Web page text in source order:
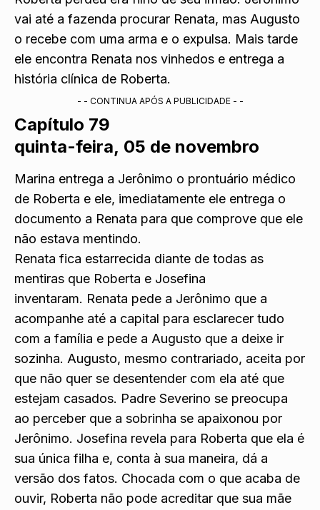
vai até a fazenda procurar Renata, mas Augusto
o recebe com uma arma e o expulsa. Mais tarde
ele encontra Renata nos vinhedos e entrega a
história clínica de Roberta.
- - CONTINUA APÓS A PUBLICIDADE - -
Capítulo 79
quinta-feira, 05 de novembro
Marina entrega a Jerônimo o prontuário médico
de Roberta e ele, imediatamente ele entrega o
documento a Renata para que comprove que ele
não estava mentindo.
Renata fica estarrecida diante de todas as
mentiras que Roberta e Josefina
inventaram. Renata pede a Jerônimo que a
acompanhe até a capital para esclarecer tudo
com a família e pede a Augusto que a deixe ir
sozinha. Augusto, mesmo contrariado, aceita por
que não quer se desentender com ela até que
estejam casados. Padre Severino se preocupa
ao perceber que a sobrinha se apaixonou por
Jerônimo. Josefina revela para Roberta que ela é
sua única filha e, conta à sua maneira, dá a
versão dos fatos. Chocada com o que acaba de
ouvir, Roberta não pode acreditar que sua mãe